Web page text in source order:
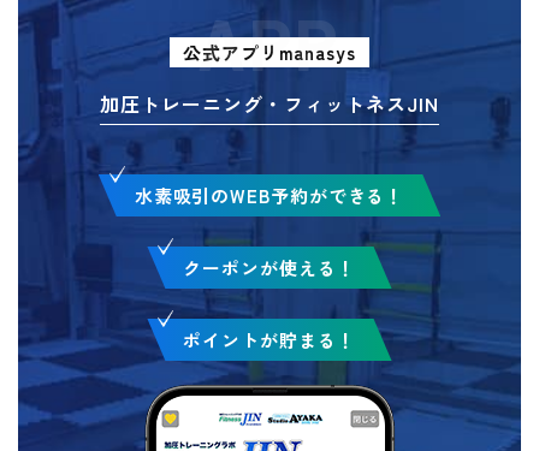
APP
公式アプリmanasys
加圧トレーニング・フィットネスJIN
水素吸引のWEB予約ができる！
クーポンが使える！
ポイントが貯まる！